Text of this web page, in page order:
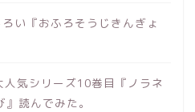
い『おふろそうじきんぎょ
気シリーズ10巻目『ノラネ
読んでみた。